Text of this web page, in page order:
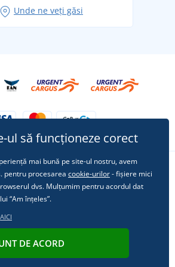
în rol principal: ținute pentru
Unde ne veți găsi
ne pe rețelele sociale
s.r.o. | Din punct de vedere tehnic oferă
ul să funcționeze corect
mai bună pe site-ul nostru, avem
pentru procesarea cookie-urilor- fișiere mici
dvs. Mulțumim pentru acordul dat
“Am înțeles”.
AICI
DE ACORD